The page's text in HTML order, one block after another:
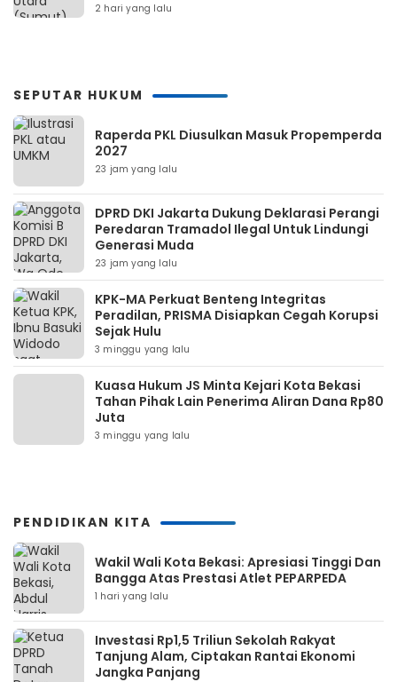
2 hari yang lalu
SEPUTAR HUKUM
Raperda PKL Diusulkan Masuk Propemperda
2027
23 jam yang lalu
DPRD DKI Jakarta Dukung Deklarasi Perangi
Peredaran Tramadol Ilegal Untuk Lindungi
Generasi Muda
23 jam yang lalu
KPK-MA Perkuat Benteng Integritas
Peradilan, PRISMA Disiapkan Cegah Korupsi
Sejak Hulu
3 minggu yang lalu
Kuasa Hukum JS Minta Kejari Kota Bekasi
Tahan Pihak Lain Penerima Aliran Dana Rp80
Juta
3 minggu yang lalu
PENDIDIKAN KITA
Wakil Wali Kota Bekasi: Apresiasi Tinggi Dan
Bangga Atas Prestasi Atlet PEPARPEDA
1 hari yang lalu
Investasi Rp1,5 Triliun Sekolah Rakyat
Tanjung Alam, Ciptakan Rantai Ekonomi
Jangka Panjang